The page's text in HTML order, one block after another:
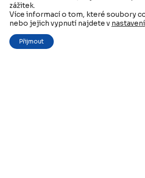
zážitek.
Více informací o tom, které soubory
nebo jejich vypnutí najdete v nastavení
Přijmout